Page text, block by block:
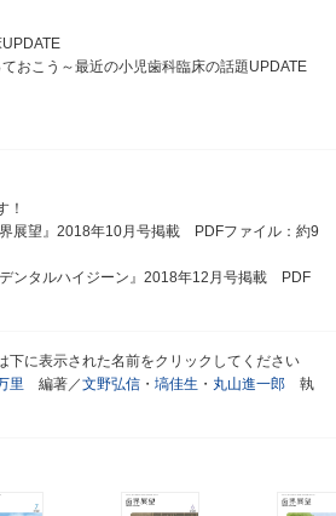
おこう～最近の小児歯科臨床の話題UPDATE
！
展望』2018年10月号掲載 PDFファイル：約9
ンタルハイジーン』2018年12月号掲載 PDF
下に表示された名前をクリックしてください
里 編著／文野弘信 ・ 塙佳生 ・ 丸山進一郎 執